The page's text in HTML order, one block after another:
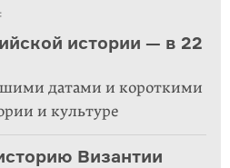
истории — в 22
датами и короткими
и культуре
Византии